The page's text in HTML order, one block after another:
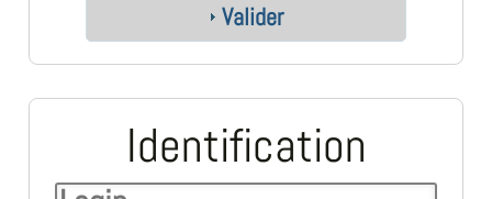
Valider
Identification